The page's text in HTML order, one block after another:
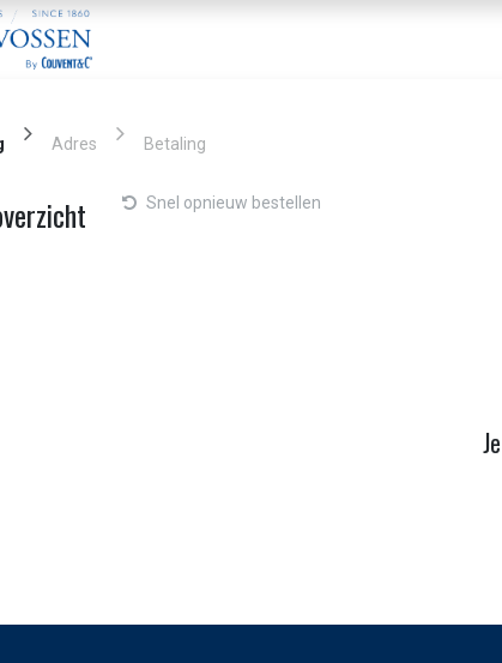
Adres Betaling
Snel opnieuw bestellen